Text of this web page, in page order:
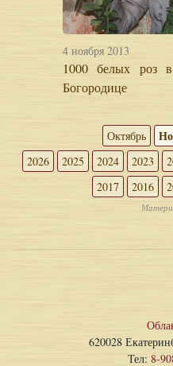
4 ноября 2013
1000 белых роз
Богородице
Октябрь
2026
2025 2024 2023
2017
2016
620028
Тел: 8-